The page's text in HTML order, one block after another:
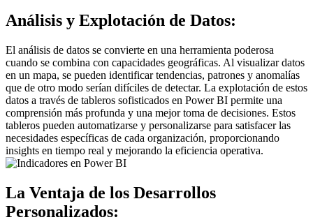
Análisis y Explotación de Datos:
El análisis de datos se convierte en una herramienta poderosa
cuando se combina con capacidades geográficas. Al visualizar datos
en un mapa, se pueden identificar tendencias, patrones y anomalías
que de otro modo serían difíciles de detectar. La explotación de estos
datos a través de tableros sofisticados en Power BI permite una
comprensión más profunda y una mejor toma de decisiones. Estos
tableros pueden automatizarse y personalizarse para satisfacer las
necesidades específicas de cada organización, proporcionando
insights en tiempo real y mejorando la eficiencia operativa.
La Ventaja de los Desarrollos
Personalizados: